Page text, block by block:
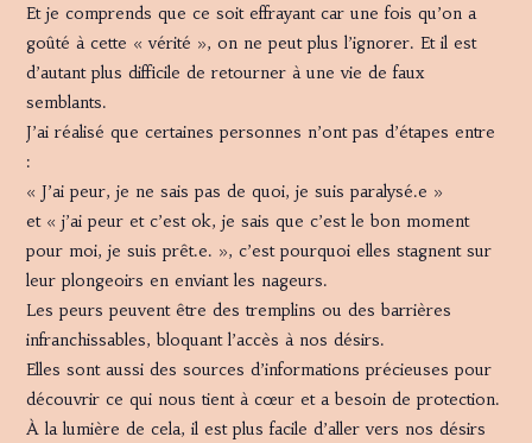
Et je comprends que ce soit effrayant car une fois qu’on a
goûté à cette « vérité », on ne peut plus l’ignorer. Et il est
d’autant plus difficile de retourner à une vie de faux
semblants.
J’ai réalisé que certaines personnes n’ont pas d’étapes entre
:
« J’ai peur, je ne sais pas de quoi, je suis paralysé.e »
et « j’ai peur et c’est ok, je sais que c’est le bon moment
pour moi, je suis prêt.e. », c’est pourquoi elles stagnent sur
leur plongeoirs en enviant les nageurs.
Les peurs peuvent être des tremplins ou des barrières
infranchissables, bloquant l’accès à nos désirs.
Elles sont aussi des sources d’informations précieuses pour
découvrir ce qui nous tient à cœur et a besoin de protection.
À la lumière de cela, il est plus facile d’aller vers nos désirs